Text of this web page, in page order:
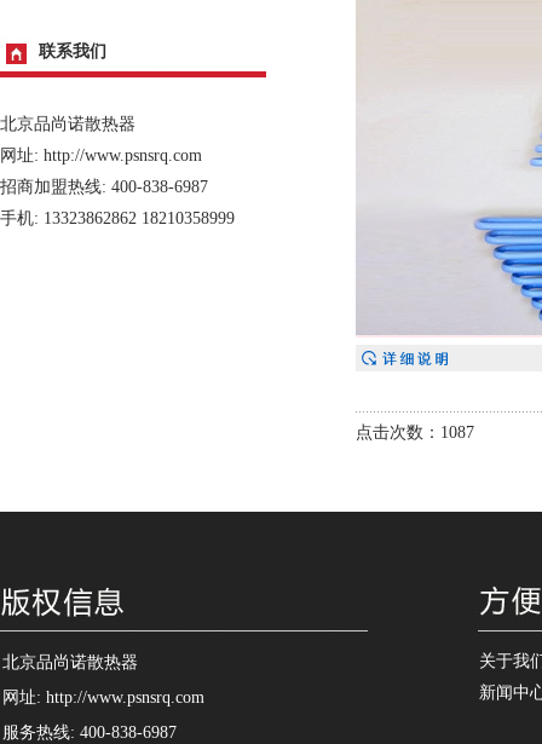
联系我们
北京品尚诺散热器
网址: http://www.psnsrq.com
招商加盟热线: 400-838-6987
手机: 13323862862 18210358999
点击次数：1087
北京品尚诺散热器
网址: http://www.psnsrq.com
服务热线: 400-838-6987
关于我
新闻中